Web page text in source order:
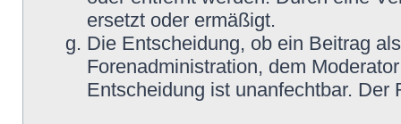
ersetzt oder ermäßigt.
Die Entscheidung, ob ein Beitrag
Forenadministration, dem
Entscheidung ist unanfechtbar.